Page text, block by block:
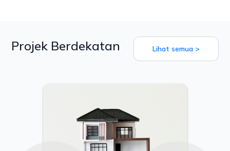
Projek Berdekatan Lihat semua >